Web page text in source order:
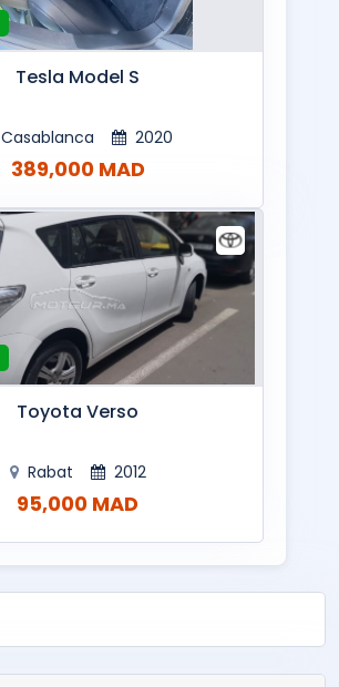
Tesla Model S
Casablanca 2020
389,000 MAD
Toyota Verso
Rabat 2012
95,000 MAD